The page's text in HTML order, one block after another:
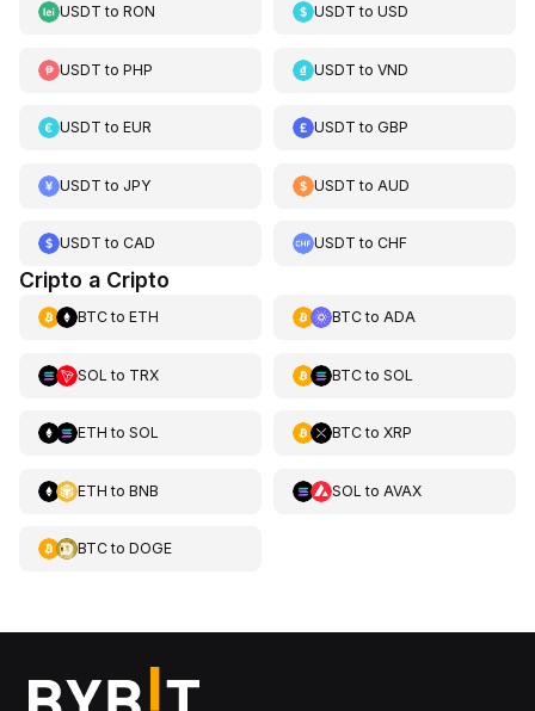
USDT to RON USDT toUSD
USDT to PHP USDT toVND
USDT to EUR USDT toGBP
USDT to JPY USDT to AUD
USDT to CAD USDT toCHF
Cripto a Cripto
BTCto ETH BTCto ADA
SOL to TRX BTCto SOL
ETH to SOL BTCto XRP
ETH to BNB SOL to AVAX
BTCto DOGE